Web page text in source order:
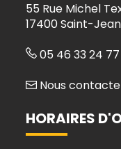
55 Rue Michel
17400 Saint-
05 46 33 24 77
Nous
HORAIRES